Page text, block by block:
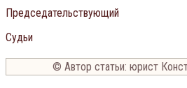
Председательствующий
Судьи
© Автор статьи: юрист